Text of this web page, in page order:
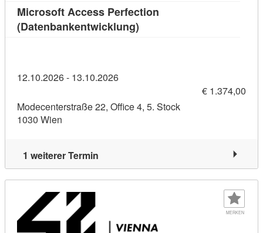
Microsoft Access Perfection
(Datenbankentwicklung)
12.10.2026 - 13.10.2026
€ 1.374,00
Modecenterstraße 22, Office 4, 5. Stock
1030 Wien
1 weiterer Termin
MERKEN